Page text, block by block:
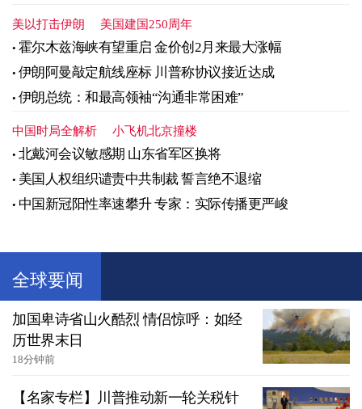
美以打击伊朗 美国建国250周年
霍尔木兹海峡有望重启 金价创2月来最大涨幅
伊朗阿曼敲定航线座标 川普称协议接近达成
伊朗总统：和最高领袖“沟通非常困难”
中国时局全解析 小飞机北京撞楼
北戴河会议敏感期 山东省军区换将
美国人权组织谴责中共制裁 誓言绝不退缩
中国新冠阳性率速攀升 专家：实际传播更严峻
全球要闻
加国卑诗省山火酷烈 情侣惊呼：如经
历世界末日
18分钟前
【名家专栏】川普推动新一轮关税针